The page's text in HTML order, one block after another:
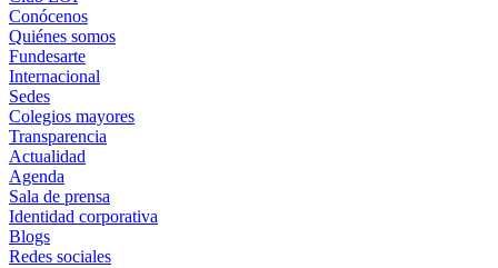
Conócenos
Quiénes somos
Fundesarte
Internacional
Sedes
Colegios mayores
Transparencia
Actualidad
Agenda
Sala de prensa
Identidad corporativa
Blogs
Redes sociales